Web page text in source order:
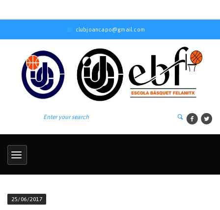
clubjoancapo@gmail.com
25/06/2017